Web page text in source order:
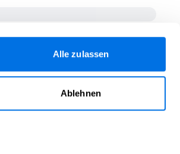
Alle zulassen
Ablehnen